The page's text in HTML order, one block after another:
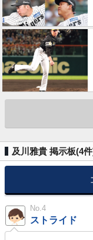
及川雅貴 掲示板(4
No.4
ストライド